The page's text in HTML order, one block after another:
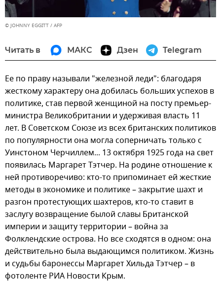
© JOHNNY EGGITT / AFP
Читать в МАКС Дзен Telegram
Ее по праву называли "железной леди": благодаря
жесткому характеру она добилась больших успехов в
политике, став первой женщиной на посту премьер-
министра Великобритании и удерживая власть 11
лет. В Советском Союзе из всех британских политиков
по популярности она могла соперничать только с
Уинстоном Черчиллем... 13 октября 1925 года на свет
появилась Маргарет Тэтчер. На родине отношение к
ней противоречиво: кто-то припоминает ей жесткие
методы в экономике и политике – закрытие шахт и
разгон протестующих шахтеров, кто-то ставит в
заслугу возвращение былой славы Британской
империи и защиту территории – война за
Фолклендские острова. Но все сходятся в одном: она
действительно была выдающимся политиком. Жизнь
и судьбы баронессы Маргарет Хильда Тэтчер – в
фотоленте РИА Новости Крым.